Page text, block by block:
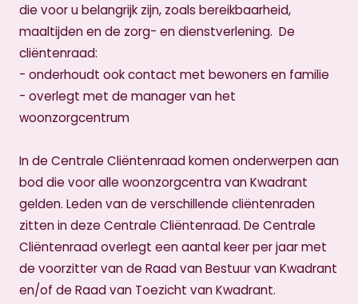
die voor u belangrijk zijn, zoals bereikbaarheid,
maaltijden en de zorg- en dienstverlening. De
cliëntenraad:
- onderhoudt ook contact met bewoners en familie
- overlegt met de manager van het
woonzorgcentrum
In de Centrale Cliëntenraad komen onderwerpen aan
bod die voor alle woonzorgcentra van Kwadrant
gelden. Leden van de verschillende cliëntenraden
zitten in deze Centrale Cliëntenraad. De Centrale
Cliëntenraad overlegt een aantal keer per jaar met
de voorzitter van de Raad van Bestuur van Kwadrant
en/of de Raad van Toezicht van Kwadrant.